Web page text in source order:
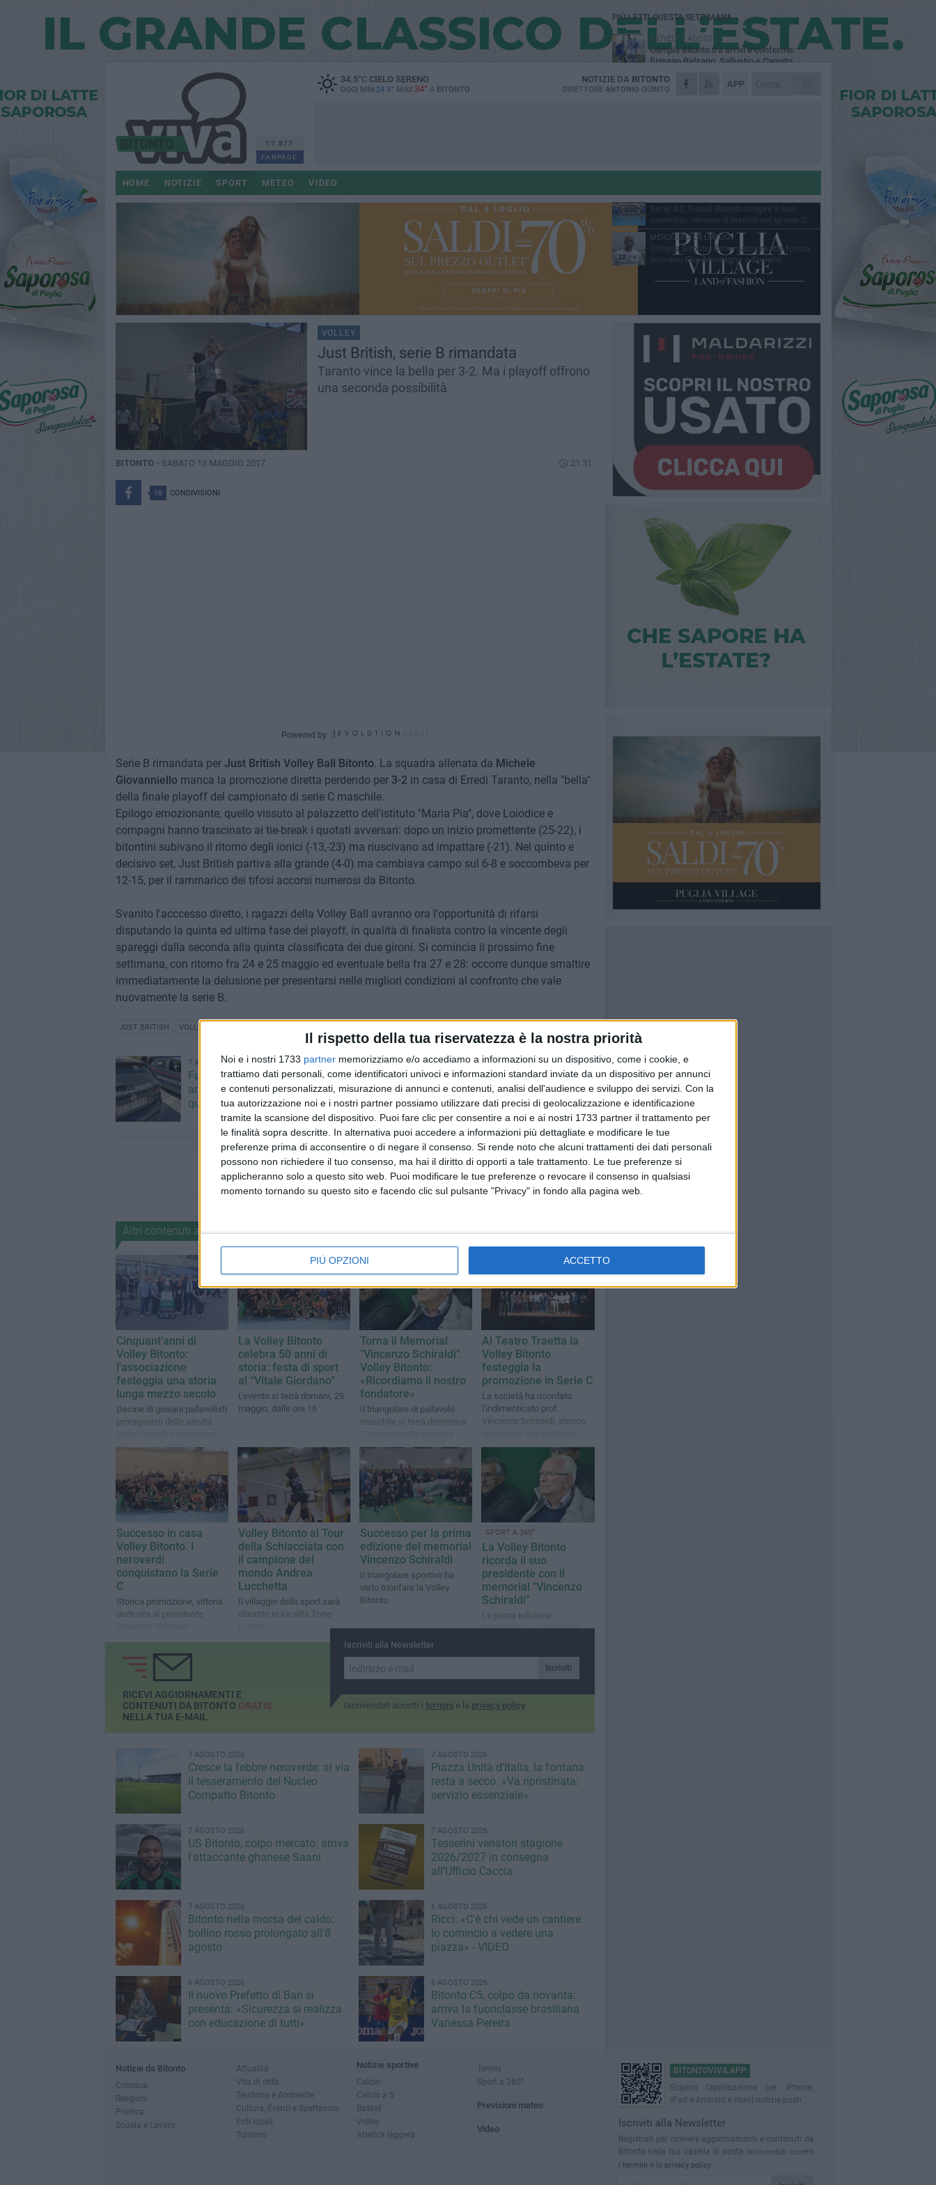
Il rispetto della tua riservatezza è la nostra priorità
Noi e i nostri 1733 partner memorizziamo e/o accediamo a informazioni su un dispositivo, come i cookie, e
trattiamo dati personali, come identificatori univoci e informazioni standard inviate da un dispositivo per annunci
e contenuti personalizzati, misurazione di annunci e contenuti, analisi dell'audience e sviluppo dei servizi. Con la
tua autorizzazione noi e i nostri partner possiamo utilizzare dati precisi di geolocalizzazione e identificazione
tramite la scansione del dispositivo. Puoi fare clic per consentire a noi e ai nostri 1733 partner il trattamento per
le finalità sopra descritte. In alternativa puoi accedere a informazioni più dettagliate e modificare le tue
preferenze prima di acconsentire o di negare il consenso. Si rende noto che alcuni trattamenti dei dati personali
possono non richiedere il tuo consenso, ma hai il diritto di opporti a tale trattamento. Le tue preferenze si
applicheranno solo a questo sito web. Puoi modificare le tue preferenze o revocare il consenso in qualsiasi
momento tornando su questo sito e facendo clic sul pulsante "Privacy" in fondo alla pagina web.
PIÙ OPZIONI ACCETTO
17.877
FANPAGE
34.5°CCIELO SERENO
OGGI MIN 24.5° MAX 34° A BITONTO
APP
NOTIZIE DA BITONTO
DIRETTORE ANTONIO QUINTO
HOME NOTIZIE SPORT METEO VIDEO
VOLLEY
Just British, serie B rimandata
Taranto vince la bella per 3-2. Ma i playoff offrono
una seconda possibilità
BITONTO - SABATO 13 MAGGIO 2017 21.31
16 CONDIVISIONI
Powered by
Serie B rimandata per Just British Volley Ball Bitonto. La squadra allenata da Michele
Giovanniellomanca la promozione diretta perdendo per 3-2in casa di Erredi Taranto, nella "bella"
della finale playoff del campionato di serie C maschile.
Epilogo emozionante, quello vissuto al palazzetto dell'istituto "Maria Pia", dove Loiodice e
compagni hanno trascinato ai tie-break i quotati avversari: dopo un inizio promettente (25-22), i
bitontini subivano il ritorno degli ionici (-13,-23) ma riuscivano ad impattare (-21). Nel quinto e
decisivo set, Just British partiva alla grande (4-0) ma cambiava campo sul 6-8 e soccombeva per
12-15, per il rammarico dei tifosi accorsi numerosi da Bitonto.
Svanito l'acccesso diretto, i ragazzi della Volley Ball avranno ora l'opportunità di rifarsi
disputando la quinta ed ultima fase dei playoff, in qualità di finalista contro la vincente degli
spareggi dalla seconda alla quinta classificata dei due gironi. Si comincia il prossimo fine
settimana, con ritorno fra 24 e 25 maggio ed eventuale bella fra 27 e 28: occorre dunque smaltire
immediatamente la delusione per presentarsi nelle migliori condizioni al confronto che vale
nuovamente la serie B.
JUST BRITISH VOLLEY BITONTO
7 AGOSTO 2026
Furti e assalto al bancomat,
arrestato 30enne: deve scontare
quasi 10 anni
7 AGOSTO 2026
Piazza Aldo Moro, SI-AVS:
«Proroga della scadenza non
cancella ritardi del Comune»
Altri contenuti a tema
Cinquant’anni di
Volley Bitonto:
l'associazione
festeggia una storia
lunga mezzo secolo
Decine di giovani pallavolisti
protagonisti delle attività
dalla società bitontina
La Volley Bitonto
celebra 50 anni di
storia: festa di sport
al “Vitale Giordano”
L'evento si terrà domani, 29
maggio, dalle ore 16
Torna il Memorial
"Vincenzo Schiraldi".
Volley Bitonto:
«Ricordiamo il nostro
fondatore»
Il triangolare di pallavolo
maschile si terrà domenica
dell'I.C. "Modugno -
Rutigliano - Rogadeo"
Al Teatro Traetta la
Volley Bitonto
festeggia la
promozione in Serie C
La società ha ricordato
l'indimenticato prof.
Vincenzo Schiraldi, storico
Successo in casa
Volley Bitonto. I
neroverdi
conquistano la Serie
C
Storica promozione, vittoria
dedicata al presidente
Volley Bitonto al Tour
della Schiacciata con
il campione del
mondo Andrea
Lucchetta
Il villaggio dello sport sarà
allestito in località Torre
Successo per la prima
edizione del memorial
Vincenzo Schiraldi
Il triangolare sportivo ha
visto trionfare la Volley
Bitonto
SPORT A 360°
La Volley Bitonto
ricorda il suo
presidente con il
memorial "Vincenzo
Schiraldi"
La prima edizione
dell'iniziativa si terrà il 28
Rutigliano-Rogadeo”
Iscriviti alla Newsletter
Iscriviti
Iscrivendoti accetti i termini e la privacy policy
RICEVI AGGIORNAMENTI E
CONTENUTI DA BITONTO GRATIS
NELLA TUA E-MAIL
7 AGOSTO 2026
Cresce la febbre neroverde: al via
il tesseramento del Nucleo
Compatto Bitonto
7 AGOSTO 2026
Piazza Unità d'Italia, la fontana
resta a secco. «Va ripristinata:
servizio essenziale»
7 AGOSTO 2026
US Bitonto, colpo mercato: arriva
l'attaccante ghanese Saani
7 AGOSTO 2026
Tesserini venatori stagione
2026/2027 in consegna
all’Ufficio Caccia
7 AGOSTO 2026
Bitonto nella morsa del caldo:
bollino rosso prolungato all'8
agosto
6 AGOSTO 2026
Ricci: «C'è chi vede un cantiere.
Io comincio a vedere una
piazza» - VIDEO
6 AGOSTO 2026
Il nuovo Prefetto di Bari si
presenta: «Sicurezza si realizza
con educazione di tutti»
6 AGOSTO 2026
Bitonto C5, colpo da novanta:
arriva la fuoriclasse brasiliana
Vanessa Pereira
PIÙ LETTI QUESTA SETTIMANA
GIOVEDÌ 6 AGOSTO
Olimpia Bitonto tra arrivi e conferme:
firmano Balzano, Sallustio e Cannito
LUNEDÌ 3 AGOSTO
Bitonto C5, mercato senza sosta: arriva
Bitonto C5, colpo da novanta: arriva la
GIOVEDÌ 6 AGOSTO
MERCOLEDÌ 29 LUGLIO
Olimpia Bitonto, il mercato prende forma:
arrivano Elia, Montagna e Suriano
Notizie da Bitonto
Cronaca
Religioni
Politica
Scuola e Lavoro
Attualità
Vita di città
Territorio e Ambiente
Cultura, Eventi e Spettacolo
Enti locali
Turismo
Notizie sportive
Calcio
Calcio a 5
Basket
Volley
Atletica leggera
Tennis
Sport a 360°
Previsioni meteo
Video
BITONTOVIVA APP
Scarica l'applicazione per iPhone,
iPad e Android e ricevi notizie push
Iscriviti alla Newsletter
Registrati per ricevere aggiornamenti e contenuti da
Bitonto nella tua casella di posta
Iscrivendoti accetti
i termini e la privacy policy